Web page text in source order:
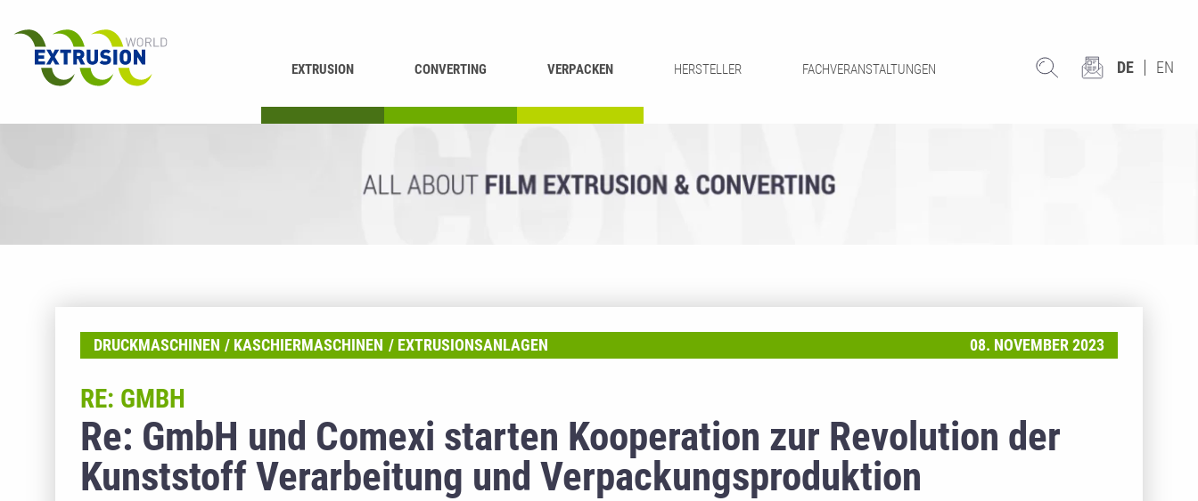
EXTRUSION CONVERTING VERPACKEN HERSTELLER FACHVERANSTALTUNGEN DE EN
DRUCKMASCHINEN KASCHIERMASCHINEN EXTRUSIONSANLAGEN 08. NOVEMBER 2023
Re: GmbH und Comexi starten Kooperation zur Revolution der
Kunststoff Verarbeitung und Verpackungsproduktion
RE: GMBH